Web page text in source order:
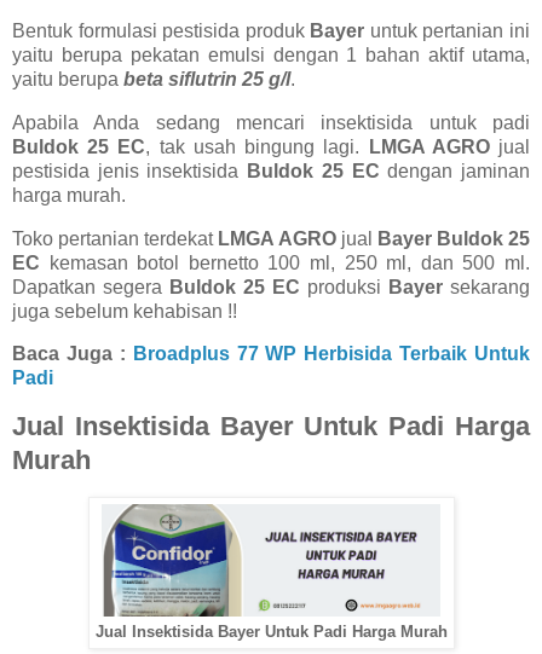
Bentuk formulasi pestisida produk Bayer untuk pertanian ini
yaitu berupa pekatan emulsi dengan 1 bahan aktif utama,
yaitu berupa beta siflutrin 25 g/l.
Apabila Anda sedang mencari insektisida untuk padi
Buldok 25 EC, tak usah bingung lagi. LMGA AGROjual
pestisida jenis insektisida
Buldok 25 EC dengan jaminan
harga murah.
Toko pertanian terdekat LMGA AGRO jual
Bayer Buldok 25
EC kemasan botol bernetto 100 ml, 250 ml, dan 500 ml.
Dapatkan segera Buldok 25 EC produksi Bayer sekarang
juga sebelum kehabisan !!
Baca Juga : Broadplus 77 WP Herbisida Terbaik Untuk
Padi
Jual Insektisida Bayer Untuk Padi Harga
Murah
Jual Insektisida Bayer Untuk Padi Harga Murah